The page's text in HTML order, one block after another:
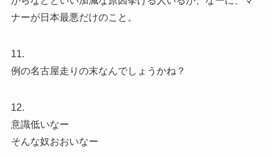
ナーが日本最悪だけのこと。
11.
例の名古屋走りの末なんでしょうかね？
12.
意識低いなー
そんな奴おおいなー